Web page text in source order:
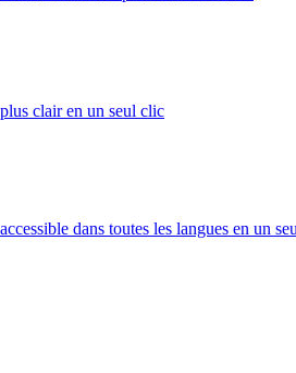
clair en un seul clic
dans toutes les langues en un